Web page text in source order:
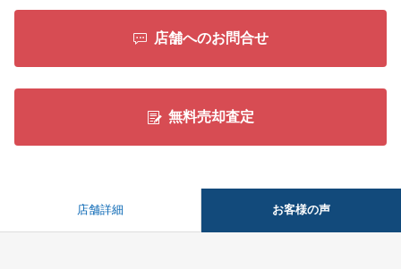
店舗へのお問合せ
無料売却査定
店舗詳細 お客様の声